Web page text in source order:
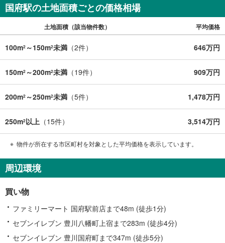
国府駅の土地面積ごとの価格相場
土地面積（該当物件数） 平均価格
100m2 ～150m2未満 （2件） 646万円
150m2 ～200m2未満 （19件） 909万円
200m2 ～250m2未満 （5件） 1,478万円
250m2以上 （15件） 3,514万円
物件が所在する市区町村を対象とした平均価格を表示しています。
周辺環境
買い物
ファミリーマート 国府駅前店まで48m (徒歩1分)
セブンイレブン 豊川八幡町上宿まで283m (徒歩4分)
セブンイレブン 豊川国府町まで347m (徒歩5分)